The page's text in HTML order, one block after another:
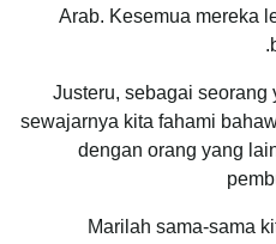
Arab. Kesemua mereka
Justeru, sebagai seorang
sewajarnya kita fahami
dengan orang yang
Marilah sama-sama